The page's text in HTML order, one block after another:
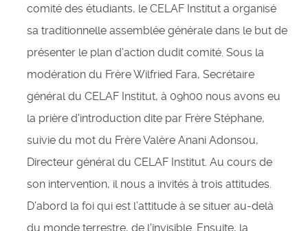
comité des étudiants, le CELAF Institut a organisé
sa traditionnelle assemblée générale dans le but de
présenter le plan d’action dudit comité. Sous la
modération du Frère Wilfried Fara, Secrétaire
général du CELAF Institut, à 09h00 nous avons eu
la prière d'introduction dite par Frère Stéphane,
suivie du mot du Frère Valère Anani Adonsou,
Directeur général du CELAF Institut. Au cours de
son intervention, il nous a invités à trois attitudes.
D’abord la foi qui est l’attitude à se situer au-delà
du monde terrestre, de l'invisible. Ensuite, la